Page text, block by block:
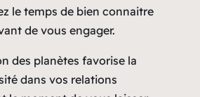
le temps de bien connaitre
de vous engager.
des planètes favorise la
dans vos relations